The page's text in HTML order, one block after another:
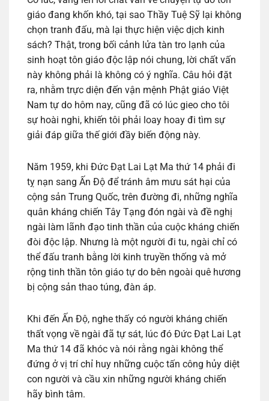
giáo đang khốn khó, tại sao Thầy Tuệ Sỹ lại không
chọn tranh đấu, mà lại thực hiện việc dịch kinh
sách? Thật, trong bối cảnh lửa tàn tro lạnh của
sinh hoạt tôn giáo độc lập nói chung, lời chất vấn
này không phải là không có ý nghĩa. Câu hỏi đặt
ra, nhằm trực diện đến vận mệnh Phật giáo Việt
Nam tự do hôm nay, cũng đã có lúc gieo cho tôi
sự hoài nghi, khiến tôi phải loay hoay đi tìm sự
giải đáp giữa thế giới đầy biến động này.
Năm 1959, khi Đức Đạt Lai Lạt Ma thứ 14 phải đi
tỵ nạn sang Ấn Độ để tránh âm mưu sát hại của
cộng sản Trung Quốc, trên đường đi, những nghĩa
quân kháng chiến Tây Tạng đón ngài và đề nghị
ngài làm lãnh đạo tinh thần của cuộc kháng chiến
đòi độc lập. Nhưng là một người đi tu, ngài chỉ có
thể đấu tranh bằng lời kinh truyền thống và mở
rộng tinh thần tôn giáo tự do bên ngoài quê hương
bị cộng sản thao túng, đàn áp.
Khi đến Ấn Độ, nghe thấy có người kháng chiến
thất vọng về ngài đã tự sát, lúc đó Đức Đạt Lai Lạt
Ma thứ 14 đã khóc và nói rằng ngài không thể
đứng ở vị trí chỉ huy những cuộc tấn công hủy diệt
con người và cầu xin những người kháng chiến
hãy bình tâm.